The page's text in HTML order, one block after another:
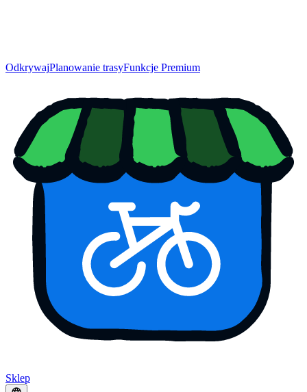
OdkrywajPlanowanie trasyFunkcje Premium
Sklep